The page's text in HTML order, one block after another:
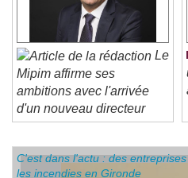
Mipim affirme ses
ambitions avec l'arrivée
d'un nouveau directeur
C'est dans l'actu : des